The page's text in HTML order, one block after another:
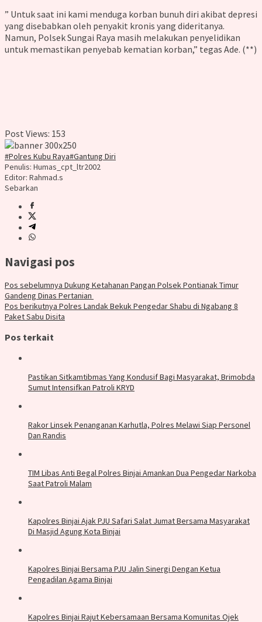
” Untuk saat ini kami menduga korban bunuh diri akibat depresi
yang disebabkan oleh penyakit kronis yang dideritanya.
Namun, Polsek Sungai Raya masih melakukan penyelidikan
untuk memastikan penyebab kematian korban,” tegas Ade. (**)
Post Views: 153
#Polres Kubu Raya#Gantung Diri
Penulis: Humas_cpt_ltr2002
Editor: Rahmad.s
Sebarkan
Navigasi pos
Pos sebelumnya Dukung Ketahanan Pangan Polsek Pontianak Timur
Gandeng Dinas Pertanian
Pos berikutnya Polres Landak Bekuk Pengedar Shabu di Ngabang 8
Paket Sabu Disita
Pos terkait
Pastikan Sitkamtibmas Yang Kondusif Bagi Masyarakat, Brimobda
Sumut Intensifkan Patroli KRYD
Rakor Linsek Penanganan Karhutla, Polres Melawi Siap Personel
Dan Randis
TIM Libas Anti Begal Polres Binjai Amankan Dua Pengedar Narkoba
Saat Patroli Malam
Kapolres Binjai Ajak PJU Safari Salat Jumat Bersama Masyarakat
Di Masjid Agung Kota Binjai
Kapolres Binjai Bersama PJU Jalin Sinergi Dengan Ketua
Pengadilan Agama Binjai
Kapolres Binjai Rajut Kebersamaan Bersama Komunitas Ojek